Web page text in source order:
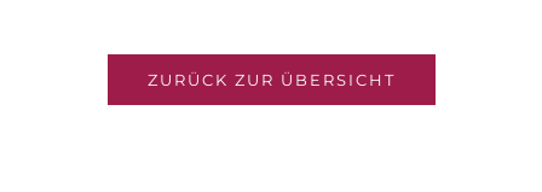
ZURÜCK ZUR ÜBERSICHT